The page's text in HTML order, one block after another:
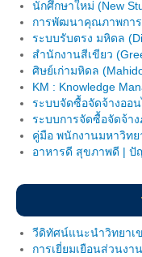
หอพักภายใน โครงการจัด
หอพักภายนอก โครงการ
Website และ เบอร์โทรที่
ทุนการศึกษา
ข่าวสาร/กิจกรรมนักศึกษา
บริการด้านสุขภาพ
วินัยนักศึกษา
นักศึกษาใหม่ (New
การพัฒนาคุณภาพการ
ระบบรับตรง มหิดล
สำนักงานสีเขียว
ศิษย์เก่ามหิดล
KM : Knowledge
ระบบจัดซื้อจัดจ้างออ
ระบบการจัดซื้อจัดจ้าง
คู่มือ พนักงานมหาวิท
อาหารดี สุขภาพดี |
วีดิทัศน์แนะนำวิทยาเ
การเยี่ยมเยือนส่วนงา